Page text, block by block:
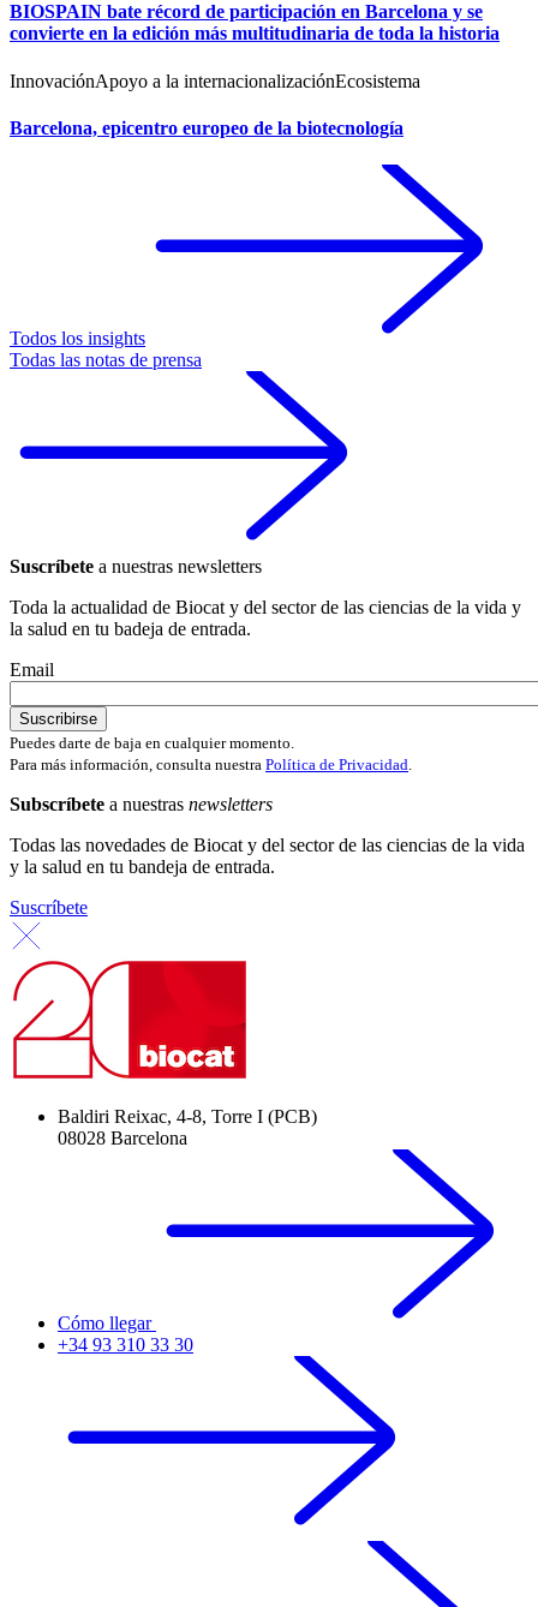
BIOSPAIN bate récord de participación en Barcelona y se
convierte en la edición más multitudinaria de toda la historia
InnovaciónApoyo a la internacionalizaciónEcosistema
Barcelona, epicentro europeo de la biotecnología
Todos los insights
Todas las notas de prensa
Suscríbete a nuestras newsletters
Toda la actualidad de Biocat y del sector de las ciencias de la vida y
la salud en tu badeja de entrada.
Email
Puedes darte de baja en cualquier momento.
Para más información, consulta nuestra Política de Privacidad.
Subscríbete a nuestras newsletters
Todas las novedades de Biocat y del sector de las ciencias de la vida
y la salud en tu bandeja de entrada.
Suscríbete
Baldiri Reixac, 4-8, Torre I (PCB)
08028 Barcelona
Cómo llegar
+34 93 310 33 30